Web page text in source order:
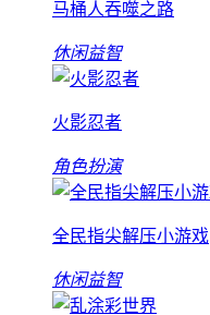
马桶人吞噬之路
休闲益智
火影忍者
角色扮演
全民指尖解压小游戏
休闲益智